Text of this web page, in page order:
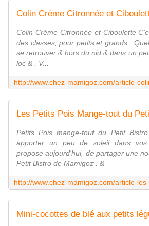
Colin Crème Citronnée et Ciboulette
des classes, pour petits et grands .
se retrouver & hors du nid & dans un
loc & . V...
Petits Pois mange-tout du Petit
apporter un peu de soleil dans
propose aujourd'hui, de partager une
Petit Bistro de Mamigoz : &